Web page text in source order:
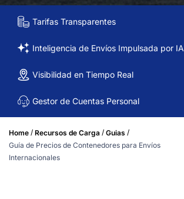
Tarifas Transparentes
Inteligencia de Envíos Impulsada por IA
Visibilidad en Tiempo Real
Gestor de Cuentas Personal
Home / Recursos de Carga / Guias /
Guía de Precios de Contenedores para Envíos
Internacionales